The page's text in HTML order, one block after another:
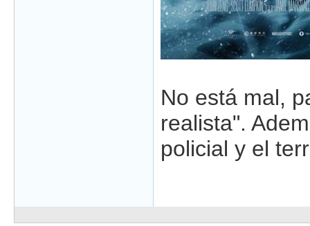
No está mal,
realista".
policial y el